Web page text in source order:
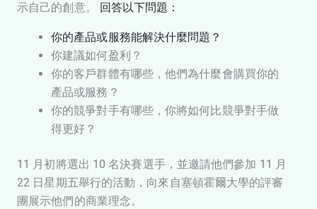
示自己的創意。
回答以下問題：
你的產品或服務能解決什麼問題？
你建議如何盈利？
你的客戶群體有哪些，他們為什麼會購買你的
產品或服務？
你的競爭對手有哪些，你將如何比競爭對手做
得更好？
11 月初將選出 10 名決賽選手，並邀請他們參加 11 月
22 日星期五舉行的活動，向來自塞頓霍爾大學的評審
團展示他們的商業理念。